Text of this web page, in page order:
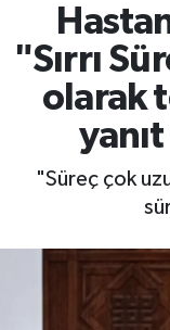
"Sırrı
olarak
"Süreç çok
Tüm
Son Dakika
Haber Arşivi